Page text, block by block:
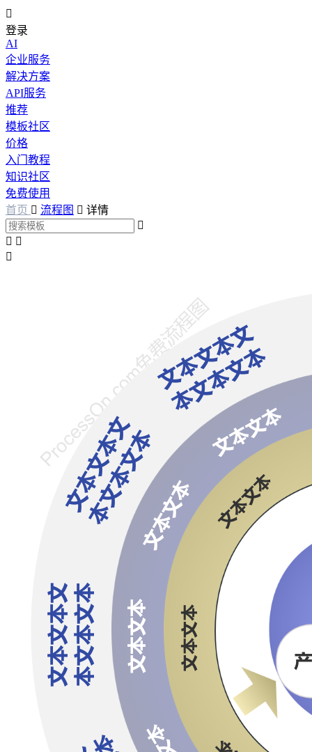

登录
AI
企业服务
解决方案
API服务
推荐
模板社区
价格
入门教程
知识社区
免费使用
首页  流程图  详情

 
